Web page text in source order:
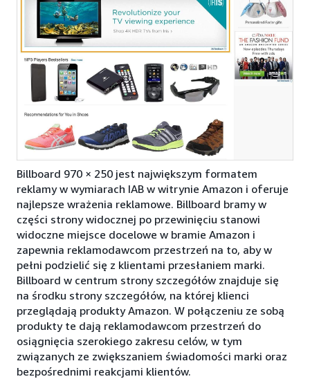
Billboard 970 × 250 jest największym formatem
reklamy w wymiarach IAB w witrynie Amazon i oferuje
najlepsze wrażenia reklamowe. Billboard bramy w
części strony widocznej po przewinięciu stanowi
widoczne miejsce docelowe w bramie Amazon i
zapewnia reklamodawcom przestrzeń na to, aby w
pełni podzielić się z klientami przesłaniem marki.
Billboard w centrum strony szczegółów znajduje się
na środku strony szczegółów, na której klienci
przeglądają produkty Amazon. W połączeniu ze sobą
produkty te dają reklamodawcom przestrzeń do
osiągnięcia szerokiego zakresu celów, w tym
związanych ze zwiększaniem świadomości marki oraz
bezpośrednimi reakcjami klientów.